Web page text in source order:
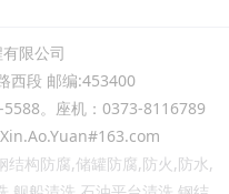
限公司
西段 邮编:453400
。座机：0373-8116789
结构防腐,储罐防腐,防火,防水,